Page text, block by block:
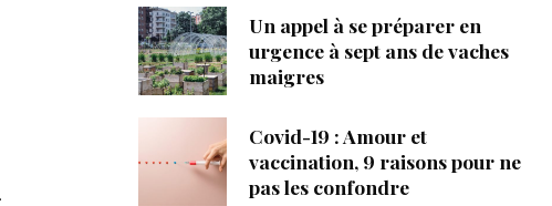
Un appel à se préparer en
urgence à sept ans de vaches
maigres
Covid-19 : Amour et
vaccination, 9 raisons pour ne
pas les confondre